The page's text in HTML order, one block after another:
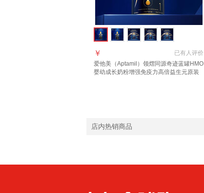
已有人评价
￥
爱他美（Aptamil）领熠同源奇迹蓝罐HMO
婴幼成长奶粉增强免疫力高倍益生元原装
店内热销商品